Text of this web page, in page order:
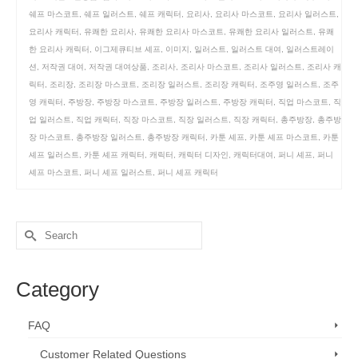
쉐프 마스코트
쉐프 일러스트 쉐프 캐릭터 요리사 요리사 마스코트 요리사 일러스트
요리사 캐릭터
유쾌한 요리사 유쾌한 요리사 마스코트 유쾌한 요리사 일러스트
유쾌
한 요리사 캐릭터
이그제큐티브 셰프 이미지 일러스트 일러스트 대여
일러스트레이
션
저작권 대여 저작권 대여상품 조리사 조리사 마스코트 조리사 일러스트
조리사 캐
릭터
조리장 조리장 마스코트 조리장 일러스트 조리장 캐릭터 조주영 일러스트
조주
영 캐릭터
주방장 주방장 마스코트 주방장 일러스트 주방장 캐릭터 직업 마스코트
직
업 일러스트
직업 캐릭터 직장 마스코트 직장 일러스트 직장 캐릭터 총주방장
총주방
장 마스코트
총주방장 일러스트 총주방장 캐릭터 카툰 셰프 카툰 셰프 마스코트
카툰
셰프 일러스트
카툰 셰프 캐릭터 캐릭터 캐릭터 디자인 캐릭터대여 퍼니 셰프
퍼니
셰프 마스코트
퍼니 셰프 일러스트 퍼니 셰프 캐릭터
Search
for:
Category
FAQ
Customer Related Questions